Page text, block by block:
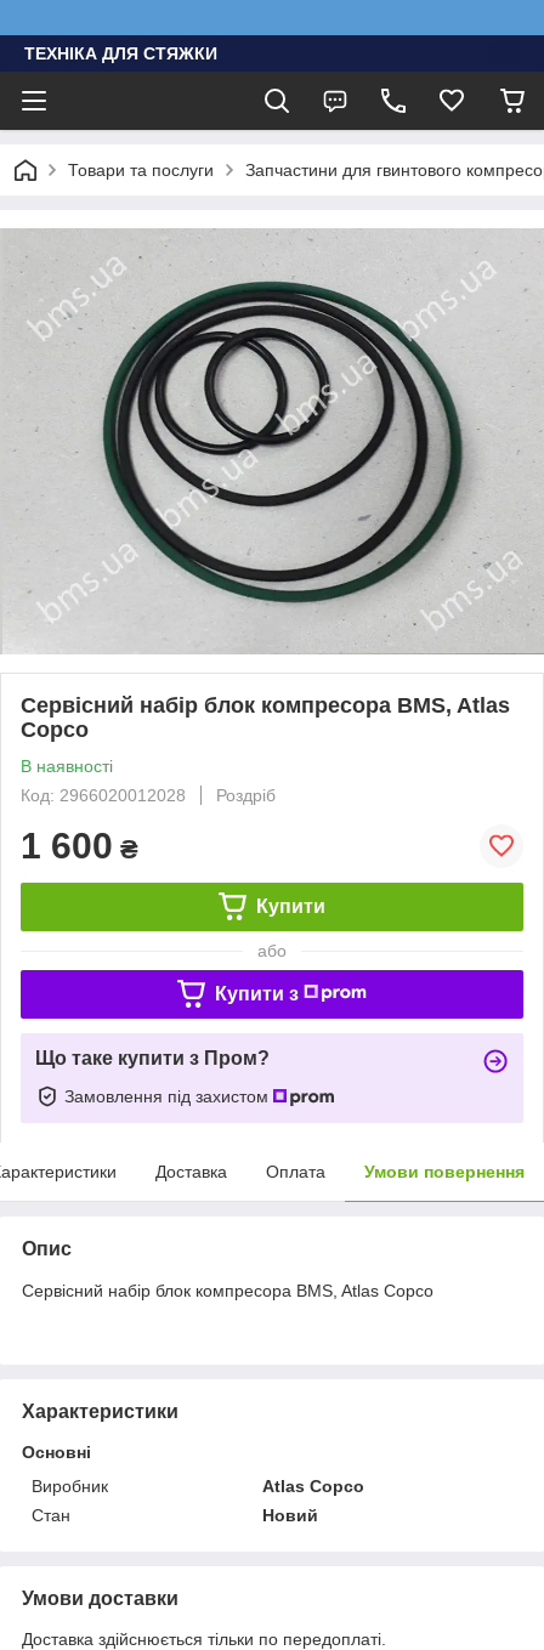
ТЕХНІКА ДЛЯ СТЯЖКИ
Товари та послуги Запчастини для гвинтового
Сервісний набір блок компресора BMS, Atlas
Copco
В наявності
Код: 2966020012028
Роздріб
1 600 ₴
Купити
або
Купити з
Що таке купити з Пром?
Замовлення під захистом
Доставка Оплата Умови повернення
Опис
Сервісний набір блок компресора BMS, Atlas Copco
Характеристики
Основні
Виробник
Atlas Copco
Стан
Новий
Умови доставки
Доставка здійснюється тільки по передоплаті.